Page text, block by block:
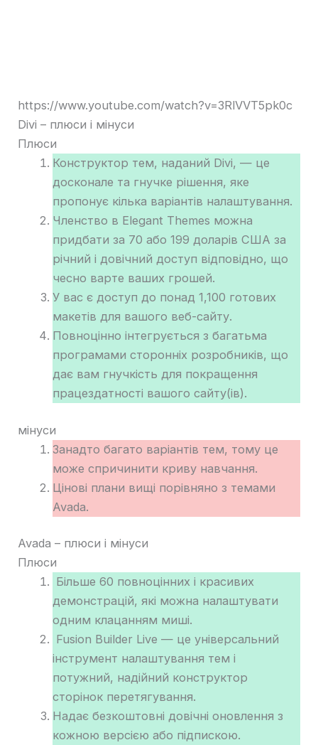
https://www.youtube.com/watch?v=3RlVVT5pk0c
Divi – плюси і мінуси
Плюси
Конструктор тем, наданий Divi, — це
досконале та гнучке рішення, яке
пропонує кілька варіантів налаштування.
Членство в Elegant Themes можна
придбати за 70 або 199 доларів США за
річний і довічний доступ відповідно, що
чесно варте ваших грошей.
У вас є доступ до понад 1,100 готових
макетів для вашого веб-сайту.
Повноцінно інтегрується з багатьма
програмами сторонніх розробників, що
дає вам гнучкість для покращення
працездатності вашого сайту(ів).
мінуси
Занадто багато варіантів тем, тому це
може спричинити криву навчання.
Цінові плани вищі порівняно з темами
Avada.
Avada – плюси і мінуси
Плюси
Більше 60 повноцінних і красивих
демонстрацій, які можна налаштувати
одним клацанням миші.
Fusion Builder Live — це універсальний
інструмент налаштування тем і
потужний, надійний конструктор
сторінок перетягування.
Надає безкоштовні довічні оновлення з
кожною версією або підпискою.